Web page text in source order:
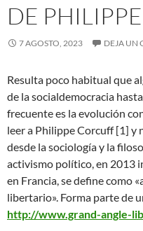
DE
7 AGOSTO, 2023 DEJA UN
Resulta poco habitual que
de la socialdemocracia
frecuente es la evolución
leer a Philippe Corcuff [1] y
desde la sociología y la
activismo político, en 2013
en Francia, se define como
libertario». Forma parte de
http://www.grand-angle-